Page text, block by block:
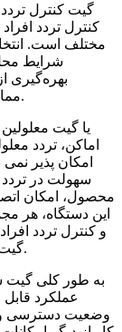
گیت کنترل تردد
کنترل تردد
مختلف است.
شرایط
بهره‌گیری
ممانعت برخورد با اشیا و یا افراد برخوردار می باشد.
اماکن، تردد
امکان پذیر
سهولت در
محصول، امکان
این دستگاه، هر
و کنترل تردد
گیت برای نصب در اماکن مختلف بهینه گردیده است.
به طور کلی گیت
عملکرد قابل
وضعیت دسترسی و